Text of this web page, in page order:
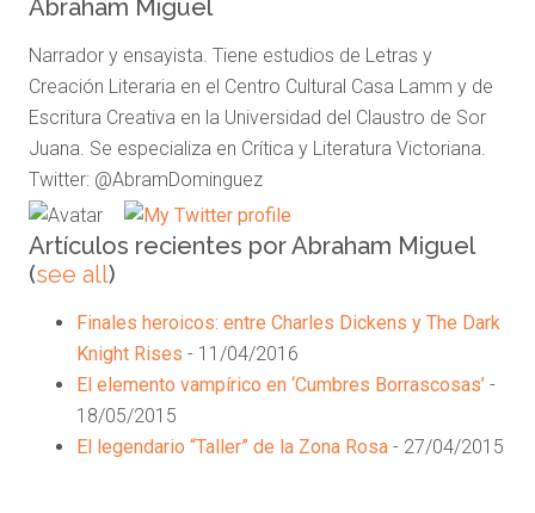
below.
Abraham Miguel
Narrador y ensayista. Tiene estudios de Letras y
Creación Literaria en el Centro Cultural Casa Lamm y de
Escritura Creativa en la Universidad del Claustro de Sor
Juana. Se especializa en Crítica y Literatura Victoriana.
Twitter: @AbramDominguez
Artículos recientes por Abraham Miguel
(see all)
Finales heroicos: entre Charles Dickens y The Dark
Knight Rises - 11/04/2016
El elemento vampírico en ‘Cumbres Borrascosas’ -
18/05/2015
El legendario “Taller” de la Zona Rosa - 27/04/2015